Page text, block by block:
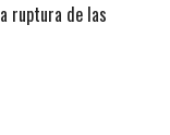
ruptura de las